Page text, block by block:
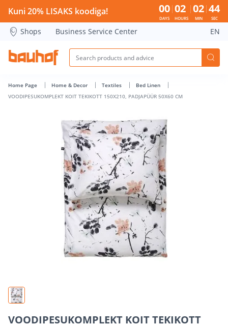
VOODIPESUKOMPLEKT KOIT TEKIKOTT 150X210,
Kuni 20% LISAKS koodiga! 00
DAYS
02
HOURS
02
MIN
43
SEC
Shops Business Service Center EN
Home Page Home & Decor Textiles
Bed Linen
VOODIPESUKOMPLEKT KOIT TEKIKOTT 150X210, PADJAPÜÜR 50X60 CM
VOODIPESUKOMPLEKT KOIT TEKIKOTT